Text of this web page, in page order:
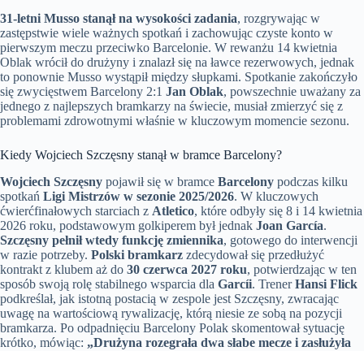
31-letni Musso stanął na wysokości zadania, rozgrywając w
zastępstwie wiele ważnych spotkań i zachowując czyste konto w
pierwszym meczu przeciwko Barcelonie. W rewanżu 14 kwietnia
Oblak wrócił do drużyny i znalazł się na ławce rezerwowych, jednak
to ponownie Musso wystąpił między słupkami. Spotkanie zakończyło
się zwycięstwem Barcelony 2:1 Jan Oblak, powszechnie uważany za
jednego z najlepszych bramkarzy na świecie, musiał zmierzyć się z
problemami zdrowotnymi właśnie w kluczowym momencie sezonu.
Kiedy Wojciech Szczęsny stanął w bramce Barcelony?
Wojciech Szczęsny pojawił się w bramce Barcelony podczas kilku
spotkań Ligi Mistrzów w sezonie 2025/2026. W kluczowych
ćwierćfinałowych starciach z Atletico, które odbyły się 8 i 14 kwietnia
2026 roku, podstawowym golkiperem był jednak Joan García.
Szczęsny pełnił wtedy funkcję zmiennika, gotowego do interwencji
w razie potrzeby. Polski bramkarz zdecydował się przedłużyć
kontrakt z klubem aż do 30 czerwca 2027 roku, potwierdzając w ten
sposób swoją rolę stabilnego wsparcia dla Garcíi. TrenerHansi Flick
podkreślał, jak istotną postacią w zespole jest Szczęsny, zwracając
uwagę na wartościową rywalizację, którą niesie ze sobą na pozycji
bramkarza. Po odpadnięciu Barcelony Polak skomentował sytuację
krótko, mówiąc: „Drużyna rozegrała dwa słabe mecze i zasłużyła